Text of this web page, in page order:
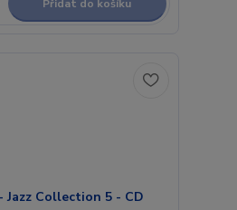
Přidat do košíku